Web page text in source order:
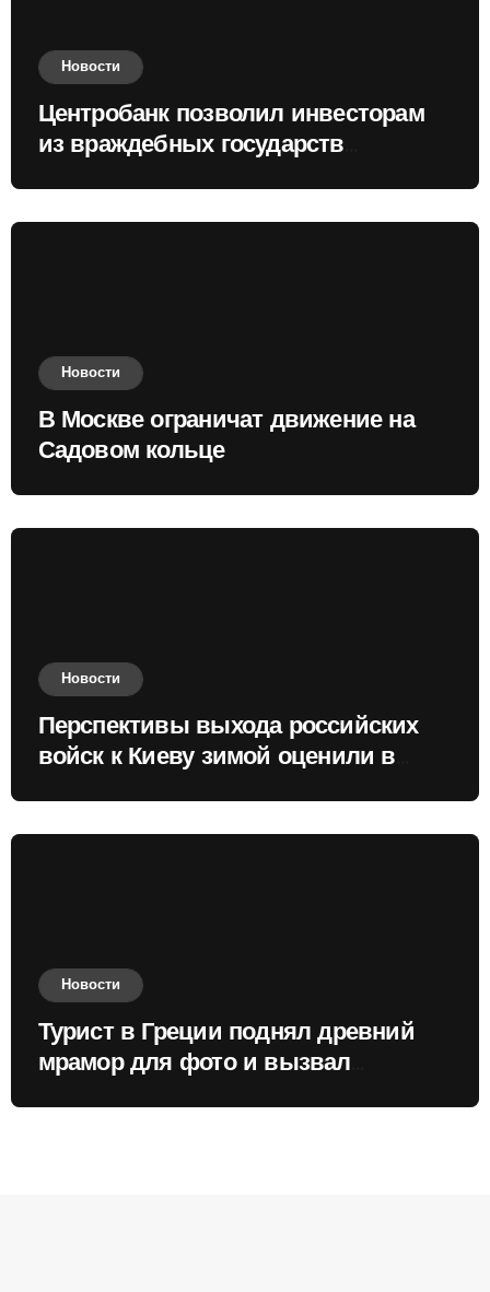
Новости
Центробанк позволил инвесторам
из враждебных государств
Новости
В Москве ограничат движение на
Садовом кольце
Новости
Перспективы выхода российских
войск к Киеву зимой оценили в
Новости
Турист в Греции поднял древний
мрамор для фото и вызвал